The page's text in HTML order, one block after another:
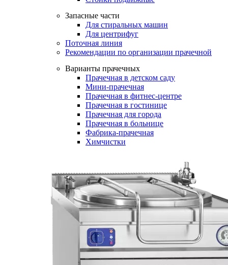
Запасные части
Для стиральных машин
Для центрифуг
Поточная линия
Рекомендации по организации прачечной
Варианты прачечных
Прачечная в детском саду
Мини-прачечная
Прачечная в фитнес-центре
Прачечная в гостинице
Прачечная для города
Прачечная в больнице
Фабрика-прачечная
Химчистки